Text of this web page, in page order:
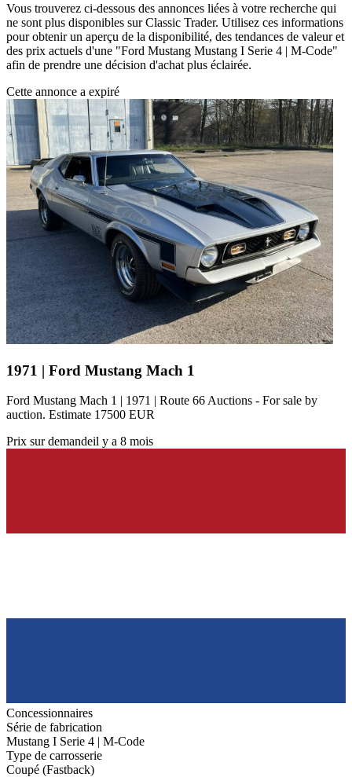
Ford Mustang I Serie 4 | L-Code
Ford Mustang I Serie 4 | M-Code
Ford Mustang I Serie 4 | Q-Code
Ford Mustang I Serie 4 | R-Code
Ford Mustang II
Ford Mustang IIII
Ford Mustang IV
Ford Mustang V
Ford Mustang VI
Ford Mustang VII
Ford Modèles
Ford Capri
Ford Cortina
Ford Fairlane
Ford GT40
Ford Model A
Ford Modell T
Ford Sierra
Ford Taunus
Ford V8
Vous trouverez ci-dessous des annonces liées à votre recherche qui
ne sont plus disponibles sur Classic Trader. Utilisez ces informations
pour obtenir un aperçu de la disponibilité, des tendances de valeur et
des prix actuels d'une "Ford Mustang Mustang I Serie 4 | M-Code"
afin de prendre une décision d'achat plus éclairée.
Cette annonce a expiré
1971 | Ford Mustang Mach 1
Ford Mustang Mach 1 | 1971 | Route 66 Auctions - For sale by
auction. Estimate 17500 EUR
Prix sur demandeil y a 8 mois
Concessionnaires
Série de fabrication
Mustang I Serie 4 | M-Code
Type de carrosserie
Coupé (Fastback)